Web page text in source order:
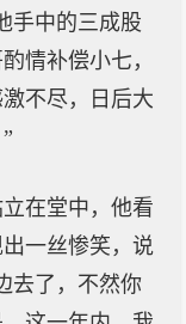
手中的三成股
情补偿小七，
不尽，日后大
在堂中，他看
一丝惨笑，说
去了，不然你